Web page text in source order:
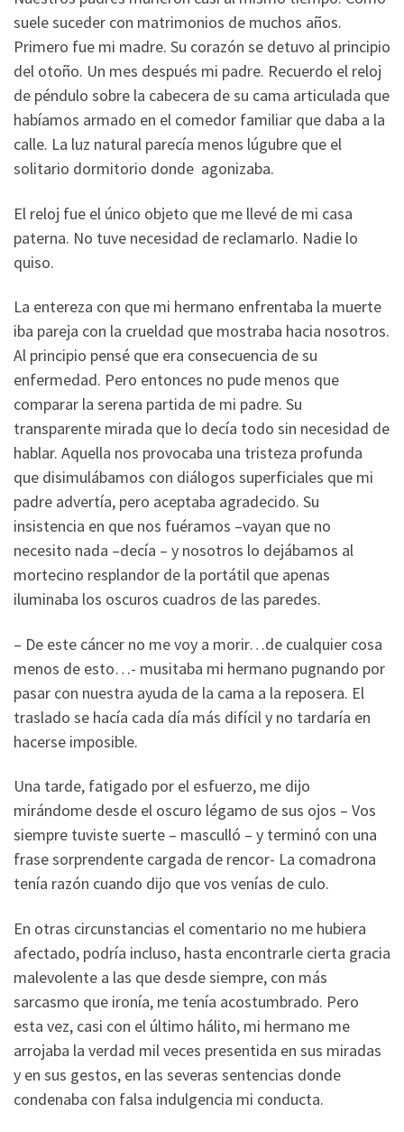
suele suceder con matrimonios de muchos años.
Primero fue mi madre. Su corazón se detuvo al principio
del otoño. Un mes después mi padre. Recuerdo el reloj
de péndulo sobre la cabecera de su cama articulada que
habíamos armado en el comedor familiar que daba a la
calle. La luz natural parecía menos lúgubre que el
solitario dormitorio donde agonizaba.
El reloj fue el único objeto que me llevé de mi casa
paterna. No tuve necesidad de reclamarlo. Nadie lo
quiso.
La entereza con que mi hermano enfrentaba la muerte
iba pareja con la crueldad que mostraba hacia nosotros.
Al principio pensé que era consecuencia de su
enfermedad. Pero entonces no pude menos que
comparar la serena partida de mi padre. Su
transparente mirada que lo decía todo sin necesidad de
hablar. Aquella nos provocaba una tristeza profunda
que disimulábamos con diálogos superficiales que mi
padre advertía, pero aceptaba agradecido. Su
insistencia en que nos fuéramos –vayan que no
necesito nada –decía – y nosotros lo dejábamos al
mortecino resplandor de la portátil que apenas
iluminaba los oscuros cuadros de las paredes.
– De este cáncer no me voy a morir…de cualquier cosa
menos de esto…- musitaba mi hermano pugnando por
pasar con nuestra ayuda de la cama a la reposera. El
traslado se hacía cada día más difícil y no tardaría en
hacerse imposible.
Una tarde, fatigado por el esfuerzo, me dijo
mirándome desde el oscuro légamo de sus ojos – Vos
siempre tuviste suerte – masculló – y terminó con una
frase sorprendente cargada de rencor- La comadrona
tenía razón cuando dijo que vos venías de culo.
En otras circunstancias el comentario no me hubiera
afectado, podría incluso, hasta encontrarle cierta gracia
malevolente a las que desde siempre, con más
sarcasmo que ironía, me tenía acostumbrado. Pero
esta vez, casi con el último hálito, mi hermano me
arrojaba la verdad mil veces presentida en sus miradas
y en sus gestos, en las severas sentencias donde
condenaba con falsa indulgencia mi conducta.